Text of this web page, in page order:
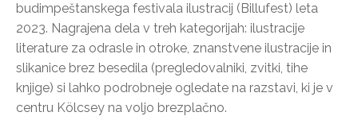
budimpeštanskega festivala ilustracij (Billufest) leta
2023. Nagrajena dela v treh kategorijah: ilustracije
literature za odrasle in otroke, znanstvene ilustracije in
slikanice brez besedila (pregledovalniki, zvitki, tihe
knjige) si lahko podrobneje ogledate na razstavi, ki je v
centru Kölcsey na voljo brezplačno.